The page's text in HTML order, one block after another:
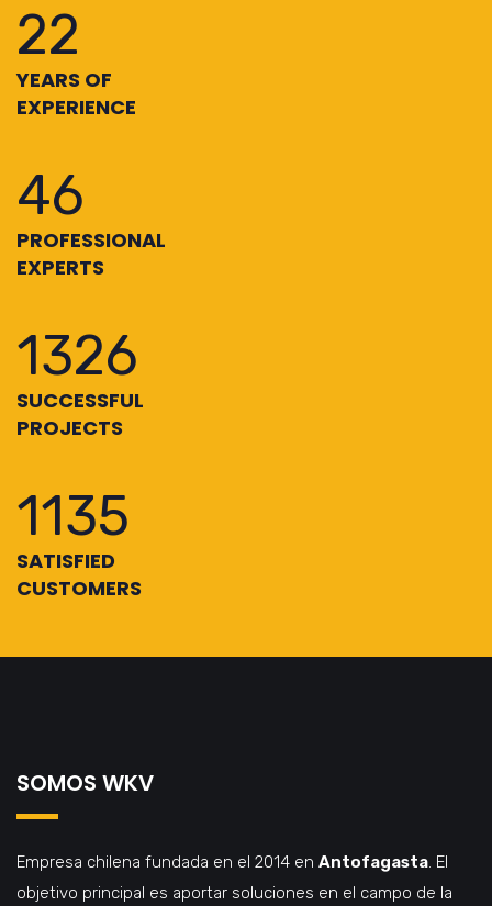
25
YEARS OF
EXPERIENCE
52
PROFESSIONAL
EXPERTS
1479
SUCCESSFUL
PROJECTS
1266
SATISFIED
CUSTOMERS
SOMOS WKV
Empresa chilena fundada en el 2014 en Antofagasta. El
objetivo principal es aportar soluciones en el campo de la